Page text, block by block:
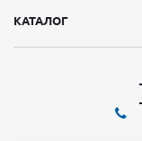
КАТАЛОГ